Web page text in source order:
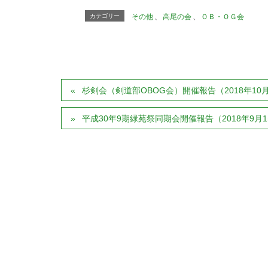
カテゴリー その他 、 高尾の会 、 ＯＢ・ＯＧ会
杉剣会（剣道部OBOG会）開催報告（2018年10
平成30年9期緑苑祭同期会開催報告（2018年9月